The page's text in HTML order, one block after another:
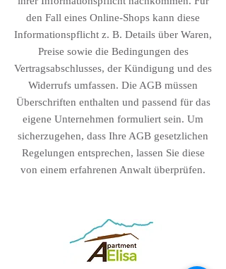
den Fall eines Online-Shops kann diese
Informationspflicht z. B. Details über Waren,
Preise sowie die Bedingungen des
Vertragsabschlusses, der Kündigung und des
Widerrufs umfassen. Die AGB müssen
Überschriften enthalten und passend für das
eigene Unternehmen formuliert sein. Um
sicherzugehen, dass Ihre AGB gesetzlichen
Regelungen entsprechen, lassen Sie diese
von einem erfahrenen Anwalt überprüfen.